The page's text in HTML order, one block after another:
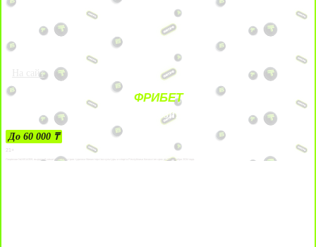
На сайт
ФРИБЕТ
ЗА ДЕПОЗИТЫ
До 60 000 ₸
21+
Лицензии №24514359, выданной комитетом индустрии туризма Министерства культуры и спорта Республики Казахстан срок до 27 сентября 2034 года.